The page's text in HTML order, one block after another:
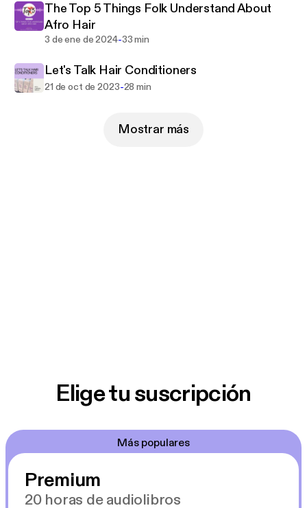
The Top 5 Things Folk Understand About
Afro Hair
3 de ene de 2024-33 min
Let's Talk Hair Conditioners
21 de oct de 2023-28 min
Mostrar más
Elige tu suscripción
Más populares
Premium
20 horas de audiolibros